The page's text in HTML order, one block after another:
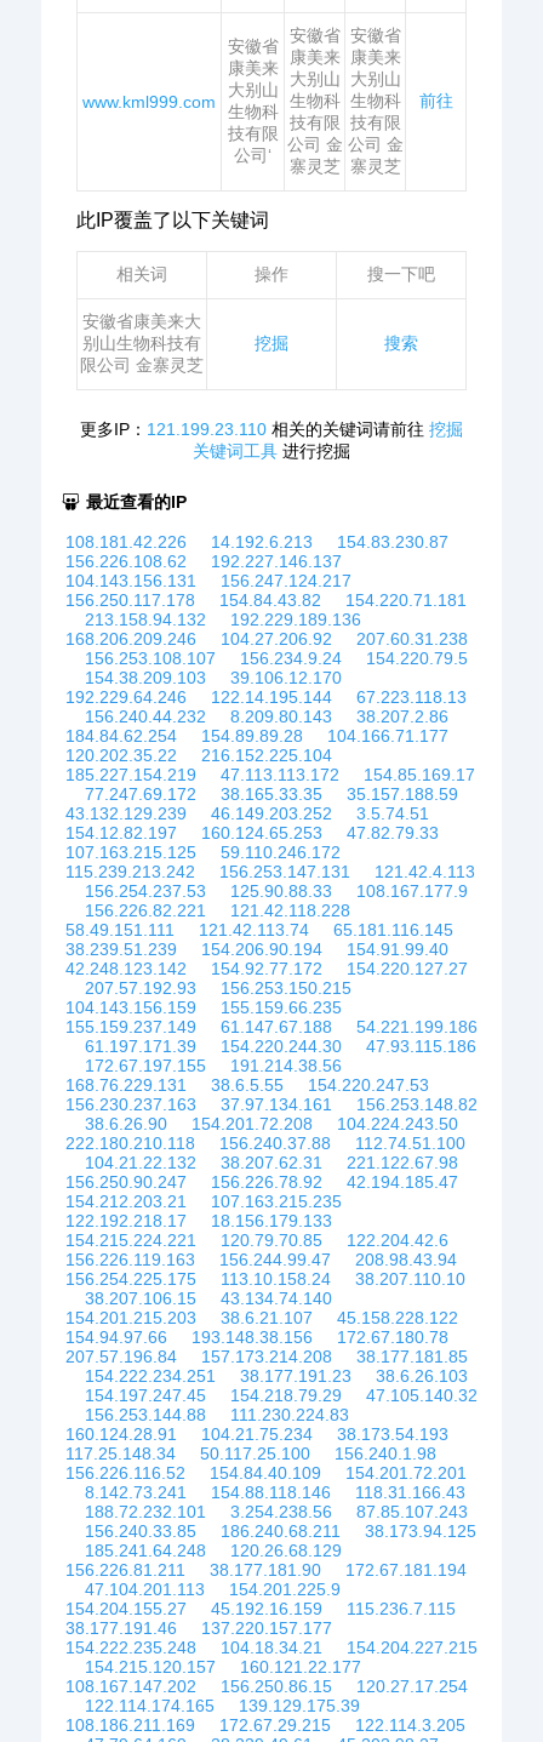
www.kml999.com
安徽省
康美来
大别山
生物科
技有限
公司‘
安徽省
康美来
大别山
生物科
技有限
公司 金
寨灵芝
安徽省
康美来
大别山
生物科
技有限
公司 金
寨灵芝
前往
此IP覆盖了以下关键词
相关词 操作 搜一下吧
安徽省康美来大
别山生物科技有
限公司 金寨灵芝
挖掘 搜索
更多IP： 121.199.23.110 相关的关键词请前往 挖掘
关键词工具 进行挖掘
最近查看的IP
108.181.42.226 14.192.6.213
154.83.230.87
156.226.108.62
192.227.146.137
104.143.156.131
156.247.124.217
156.250.117.178
154.84.43.82
154.220.71.181
213.158.94.132
192.229.189.136
168.206.209.246
104.27.206.92
207.60.31.238
156.253.108.107
156.234.9.24
154.220.79.5
154.38.209.103
39.106.12.170
192.229.64.246
122.14.195.144
67.223.118.13
156.240.44.232
8.209.80.143
38.207.2.86
184.84.62.254
154.89.89.28
104.166.71.177
120.202.35.22
216.152.225.104
185.227.154.219
47.113.113.172
154.85.169.17
77.247.69.172
38.165.33.35
35.157.188.59
43.132.129.239
46.149.203.252
3.5.74.51
154.12.82.197
160.124.65.253
47.82.79.33
107.163.215.125
59.110.246.172
115.239.213.242
156.253.147.131
121.42.4.113
156.254.237.53
125.90.88.33
108.167.177.9
156.226.82.221
121.42.118.228
58.49.151.111
121.42.113.74
65.181.116.145
38.239.51.239
154.206.90.194
154.91.99.40
42.248.123.142
154.92.77.172
154.220.127.27
207.57.192.93
156.253.150.215
104.143.156.159
155.159.66.235
155.159.237.149
61.147.67.188
54.221.199.186
61.197.171.39
154.220.244.30
47.93.115.186
172.67.197.155
191.214.38.56
168.76.229.131
38.6.5.55
154.220.247.53
156.230.237.163
37.97.134.161
156.253.148.82
38.6.26.90
154.201.72.208
104.224.243.50
222.180.210.118
156.240.37.88
112.74.51.100
104.21.22.132
38.207.62.31
221.122.67.98
156.250.90.247
156.226.78.92
42.194.185.47
154.212.203.21
107.163.215.235
122.192.218.17
18.156.179.133
154.215.224.221
120.79.70.85
122.204.42.6
156.226.119.163
156.244.99.47
208.98.43.94
156.254.225.175
113.10.158.24
38.207.110.10
38.207.106.15
43.134.74.140
154.201.215.203
38.6.21.107
45.158.228.122
154.94.97.66
193.148.38.156
172.67.180.78
207.57.196.84
157.173.214.208
38.177.181.85
154.222.234.251
38.177.191.23
38.6.26.103
154.197.247.45
154.218.79.29
47.105.140.32
156.253.144.88
111.230.224.83
160.124.28.91
104.21.75.234
38.173.54.193
117.25.148.34
50.117.25.100
156.240.1.98
156.226.116.52
154.84.40.109
154.201.72.201
8.142.73.241
154.88.118.146
118.31.166.43
188.72.232.101
3.254.238.56
87.85.107.243
156.240.33.85
186.240.68.211
38.173.94.125
185.241.64.248
120.26.68.129
156.226.81.211
38.177.181.90
172.67.181.194
47.104.201.113
154.201.225.9
154.204.155.27
45.192.16.159
115.236.7.115
38.177.191.46
137.220.157.177
154.222.235.248
104.18.34.21
154.204.227.215
154.215.120.157
160.121.22.177
108.167.147.202
156.250.86.15
120.27.17.254
122.114.174.165
139.129.175.39
108.186.211.169
172.67.29.215
122.114.3.205